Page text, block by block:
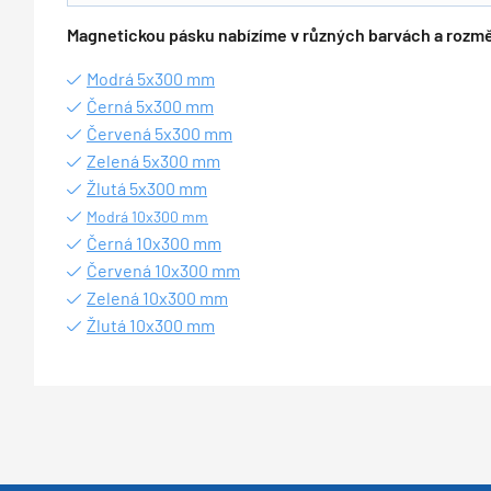
Magnetickou pásku nabízíme v různých barvách a
Modrá 5x300 mm
Černá 5x300 mm
Červená 5x300 mm
Zelená 5x300 mm
Žlutá 5x300 mm
Modrá 10x300 mm
Černá 10x300 mm
Červená 10x300 mm
Zelená 10x300 mm
Žlutá 10x300 mm